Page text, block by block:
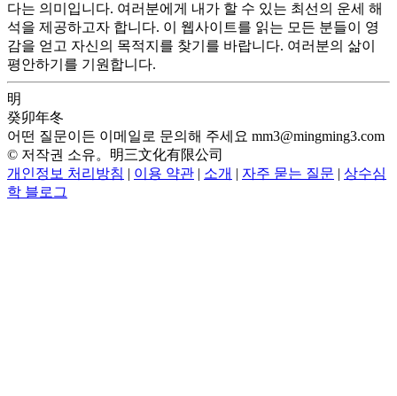
다는 의미입니다. 여러분에게 내가 할 수 있는 최선의 운세 해
석을 제공하고자 합니다. 이 웹사이트를 읽는 모든 분들이 영
감을 얻고 자신의 목적지를 찾기를 바랍니다. 여러분의 삶이
평안하기를 기원합니다.
明
癸卯年冬
어떤 질문이든 이메일로 문의해 주세요 mm3@mingming3.com
© 저작권 소유。明三文化有限公司
개인정보 처리방침
이용 약관 소개 자주 묻는 질문
상수심
학 블로그